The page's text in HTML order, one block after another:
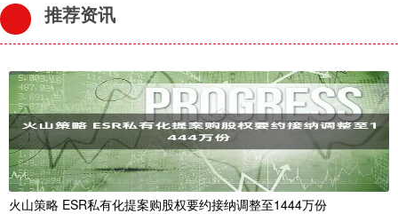
推荐资讯
火山策略 ESR私有化提案购股权要约接纳调整至1444万份